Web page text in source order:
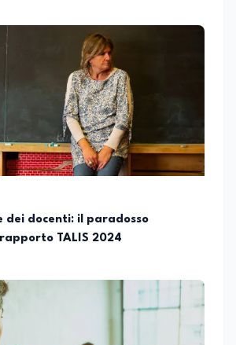
dei docenti: il paradosso
TALIS 2024